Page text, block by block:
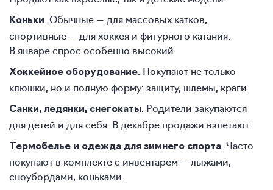
Коньки . Обычные — для массовых катков,
спортивные — для хоккея и фигурного катания.
В январе спрос особенно высокий.
Хоккейное оборудование . Покупают не только
клюшки, но и полную форму: защиту, шлемы, краги.
Санки, ледянки, снегокаты . Родители закупаются
для детей и для себя. В декабре продажи взлетают.
Термобелье и одежда для зимнего спорта . Часто
покупают в комплекте с инвентарем — лыжами,
сноубордами, коньками.